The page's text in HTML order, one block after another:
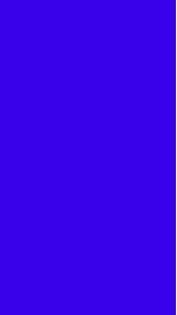
في مهمة رسمية
قتل داخل مستشفى بعد
في تزوير شهادات
بآلة جني الزيتون داخل
الجديدة
من مدينة عيون سيدي